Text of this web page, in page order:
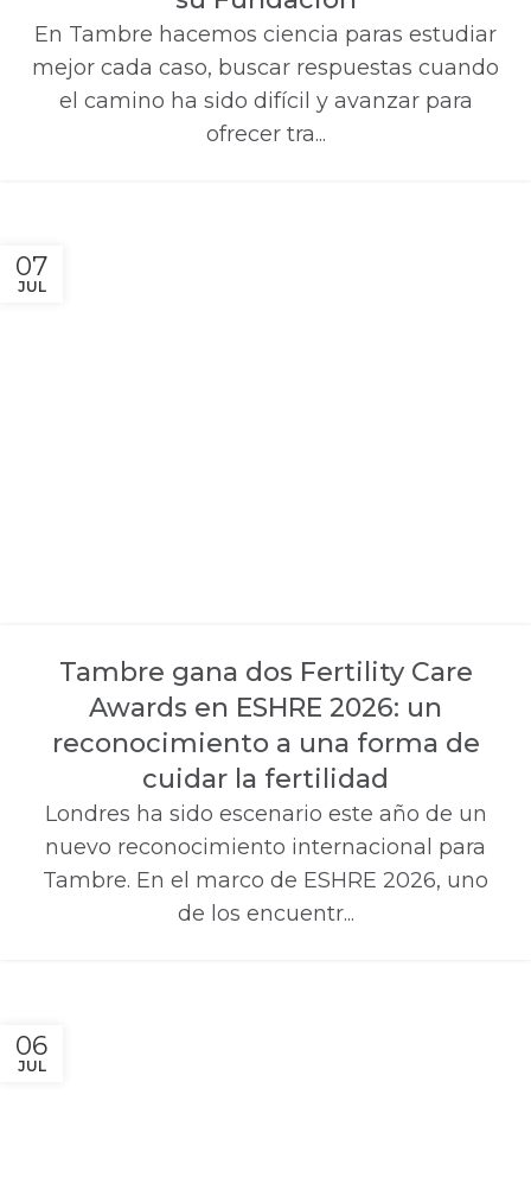
En Tambre hacemos ciencia paras estudiar
mejor cada caso, buscar respuestas cuando
el camino ha sido difícil y avanzar para
ofrecer tra...
07
JUL
Tambre gana dos Fertility Care
Awards en ESHRE 2026: un
reconocimiento a una forma de
cuidar la fertilidad
Londres ha sido escenario este año de un
nuevo reconocimiento internacional para
Tambre. En el marco de ESHRE 2026, uno
de los encuentr...
06
JUL